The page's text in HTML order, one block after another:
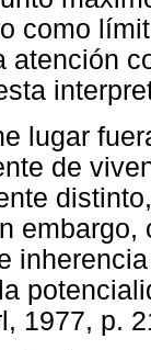
como
atención
lugar
de
1977, p.